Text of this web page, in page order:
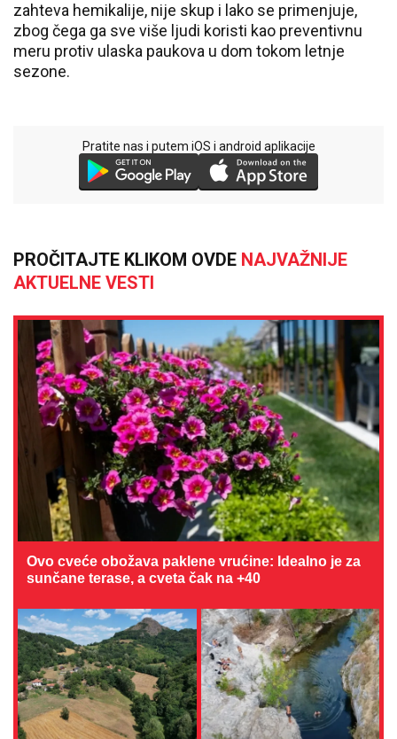
zahteva hemikalije, nije skup i lako se primenjuje,
zbog čega ga sve više ljudi koristi kao preventivnu
meru protiv ulaska paukova u dom tokom letnje
sezone.
Pratite nas i putem iOS i android aplikacije
PROČITAJTE KLIKOM OVDE NAJVAŽNIJE
AKTUELNE VESTI
Ovo cveće obožava paklene vrućine: Idealno je za
sunčane terase, a cveta čak na +40